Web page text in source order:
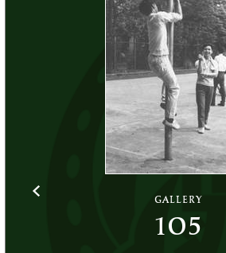
GALLERY
105